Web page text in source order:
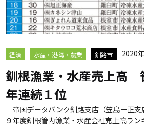
経済 水産・港湾・農業 釧路市 2020
釧根漁業・水産売上高
年連続１位
帝国データバンク釧路支店（笠島一正支
９年度釧根管内漁業・水産会社売上高ラン